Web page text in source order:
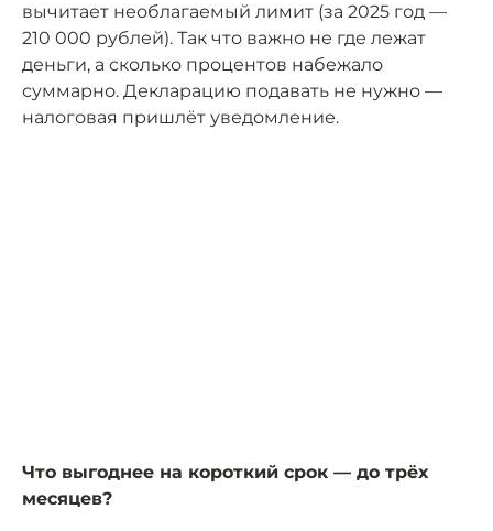
вычитает необлагаемый лимит (за 2025 год —
210 000 рублей). Так что важно не где лежат
деньги, а сколько процентов набежало
суммарно. Декларацию подавать не нужно —
налоговая пришлёт уведомление.
Что выгоднее на короткий срок — до трёх
месяцев?